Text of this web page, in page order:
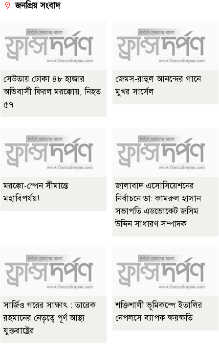
জনপ্রিয় সংবাদ
সেউতায় ঢোকা ৪৮ হাজার
অভিবাসী ফিরল মরক্কোয়, নিহত
৫৭
জেমস-রাহুল আনন্দের গানে
মুখর সার্সেল
মরক্কো-স্পেন সীমান্তে
মহাবিপর্যয়!
জালাবাদ এসোসিয়েশনের
নির্বাচনে ডা: কামরুল হাসান
সভাপতি এডভোকেট জসিম
উদ্দিন সাধারণ সম্পাদক
সার্জিও গরের সাক্ষাৎ : তারেক
রহমানের নেতৃত্বে পূর্ণ আস্থা
যুক্তরাষ্ট্রের
শক্তিশালী ভূমিকম্পে ইতালির
নেপলসে ব্যাপক ক্ষয়ক্ষতি